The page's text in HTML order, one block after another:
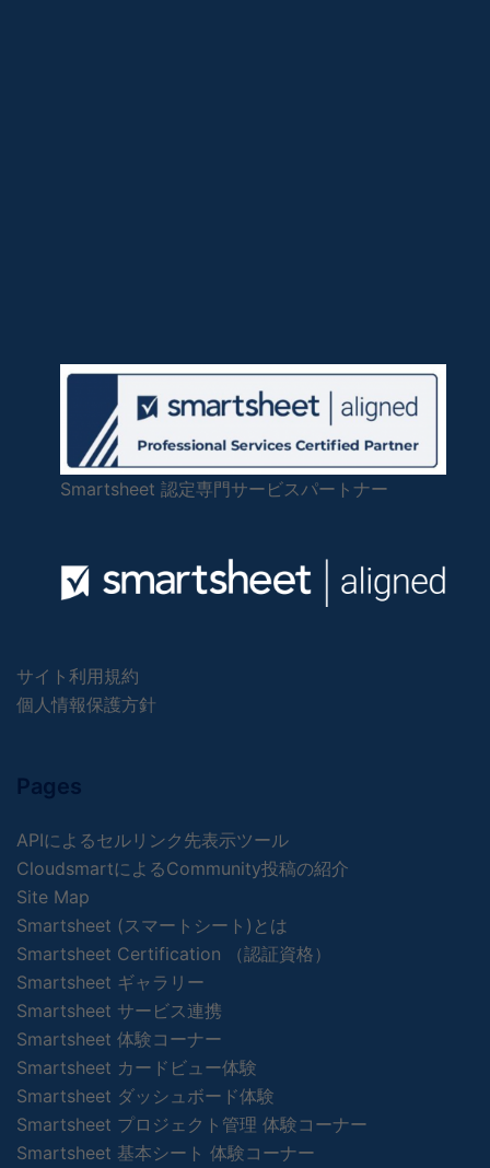
Smartsheet 認定専門サービスパートナー
サイト利用規約
個人情報保護方針
Pages
APIによるセルリンク先表示ツール
CloudsmartによるCommunity投稿の紹介
Site Map
Smartsheet (スマートシート)とは
Smartsheet Certification （認証資格）
Smartsheet ギャラリー
Smartsheet サービス連携
Smartsheet 体験コーナー
Smartsheet カードビュー体験
Smartsheet ダッシュボード体験
Smartsheet プロジェクト管理 体験コーナー
Smartsheet 基本シート 体験コーナー